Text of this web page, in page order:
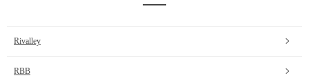
Rivalley
RBB